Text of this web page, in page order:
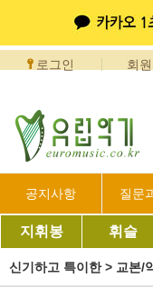
로그인 회
공지사항 질문
지휘봉 휘슬
신기하고 특이한> 교본/